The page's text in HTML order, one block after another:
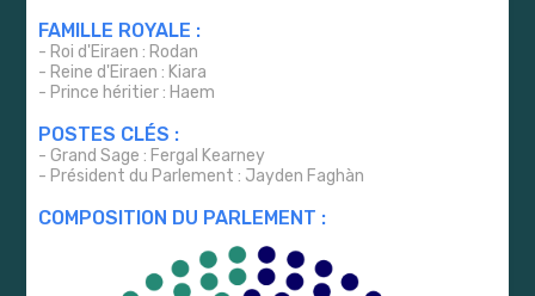
FAMILLE ROYALE :
- Roi d'Eiraen : Rodan
- Reine d'Eiraen : Kiara
- Prince héritier : Haem
POSTES CLÉS :
- Grand Sage : Fergal Kearney
- Président du Parlement : Jayden Faghàn
COMPOSITION DU PARLEMENT :